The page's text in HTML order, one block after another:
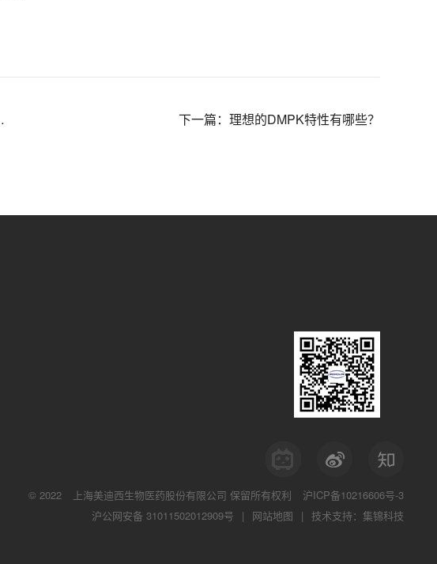
如何解释？ 下一篇： 理想的DMPK特性有哪些？
© 2022 上海美迪西生物医药股份有限公司 保留所有权利
沪ICP备10216606号-3
沪公网安备 31011502012909号
| 网站地图 | 技术支持：集锦科技